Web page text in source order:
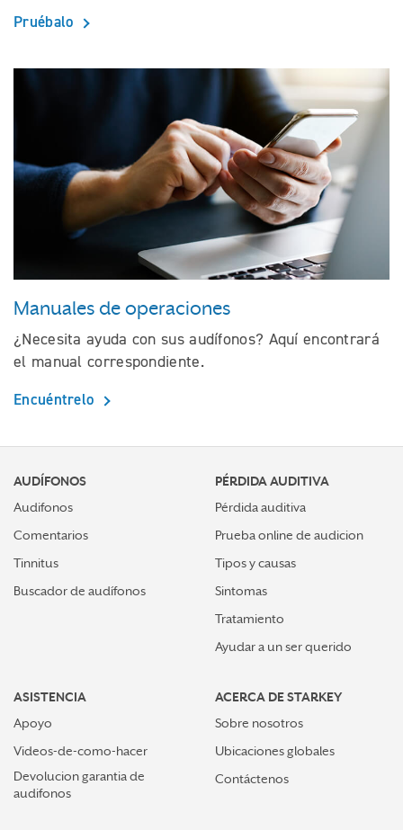
Pruébalo
Manuales de operaciones
¿Necesita ayuda con sus audífonos? Aquí encontrará
el manual correspondiente.
Encuéntrelo
AUDÍFONOS
Audifonos
Comentarios
Tinnitus
Buscador de audífonos
PÉRDIDA AUDITIVA
Pérdida auditiva
Prueba online de audicion
Tipos y causas
Sintomas
Tratamiento
Ayudar a un ser querido
ASISTENCIA
Apoyo
Videos-de-como-hacer
Devolucion garantia de
audifonos
ACERCA DE STARKEY
Sobre nosotros
Ubicaciones globales
Contáctenos